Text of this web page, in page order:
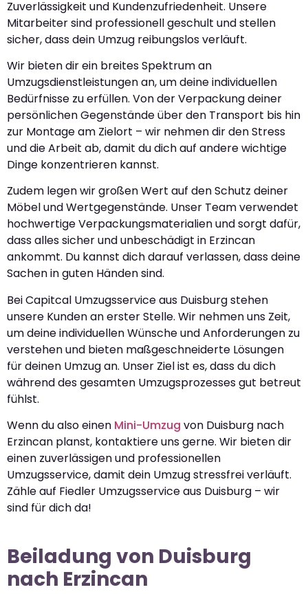
Zuverlässigkeit und Kundenzufriedenheit. Unsere
Mitarbeiter sind professionell geschult und stellen
sicher, dass dein Umzug reibungslos verläuft.
Wir bieten dir ein breites Spektrum an
Umzugsdienstleistungen an, um deine individuellen
Bedürfnisse zu erfüllen. Von der Verpackung deiner
persönlichen Gegenstände über den Transport bis hin
zur Montage am Zielort – wir nehmen dir den Stress
und die Arbeit ab, damit du dich auf andere wichtige
Dinge konzentrieren kannst.
Zudem legen wir großen Wert auf den Schutz deiner
Möbel und Wertgegenstände. Unser Team verwendet
hochwertige Verpackungsmaterialien und sorgt dafür,
dass alles sicher und unbeschädigt in Erzincan
ankommt. Du kannst dich darauf verlassen, dass deine
Sachen in guten Händen sind.
Bei Capitcal Umzugsservice aus Duisburg stehen
unsere Kunden an erster Stelle. Wir nehmen uns Zeit,
um deine individuellen Wünsche und Anforderungen zu
verstehen und bieten maßgeschneiderte Lösungen
für deinen Umzug an. Unser Ziel ist es, dass du dich
während des gesamten Umzugsprozesses gut betreut
fühlst.
Wenn du also einen Mini-Umzug von Duisburg nach
Erzincan planst, kontaktiere uns gerne. Wir bieten dir
einen zuverlässigen und professionellen
Umzugsservice, damit dein Umzug stressfrei verläuft.
Zähle auf Fiedler Umzugsservice aus Duisburg – wir
sind für dich da!
Beiladung von Duisburg
nach Erzincan